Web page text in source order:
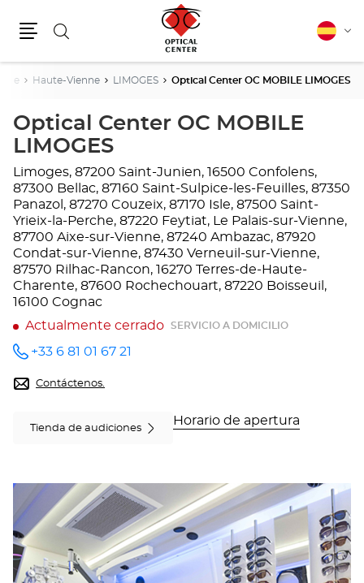
Buscar Español
Haute-Vienne LIMOGES Optical Center OC MOBILE LIMOGES
Optical Center OC MOBILE
LIMOGES
Limoges, 87200 Saint-Junien, 16500 Confolens,
87300 Bellac, 87160 Saint-Sulpice-les-Feuilles, 87350
Panazol, 87270 Couzeix, 87170 Isle, 87500 Saint-
Yrieix-la-Perche, 87220 Feytiat, Le Palais-sur-Vienne,
87700 Aixe-sur-Vienne, 87240 Ambazac, 87920
Condat-sur-Vienne, 87430 Verneuil-sur-Vienne,
87570 Rilhac-Rancon, 16270 Terres-de-Haute-
Charente, 87600 Rochechouart, 87220 Boisseuil,
16100 Cognac
Actualmente cerrado
SERVICIO A DOMICILIO
número
teléfono
+33 6 81 01 67 21
Contáctenos.
Tienda de audiciones
Horario de apertura